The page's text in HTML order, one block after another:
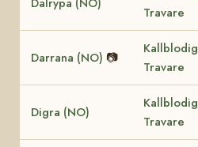
Travare
Darrana (NO) 📷
Kallblodig
Travare
Digra (NO)
Kallblodig
Travare